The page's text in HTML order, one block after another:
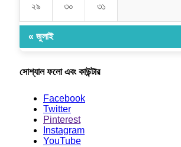
২৯ ৩০ ৩১
« জুলাই
সোশ্যাল ফলো এবং কাউন্টার
Facebook
Twitter
Pinterest
Instagram
YouTube